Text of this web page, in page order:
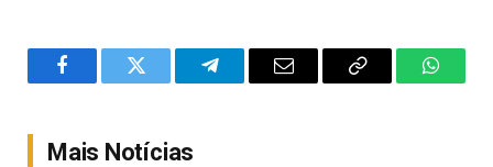
FacebookTwitter TelegramEmail
Copy
Mais Notícias